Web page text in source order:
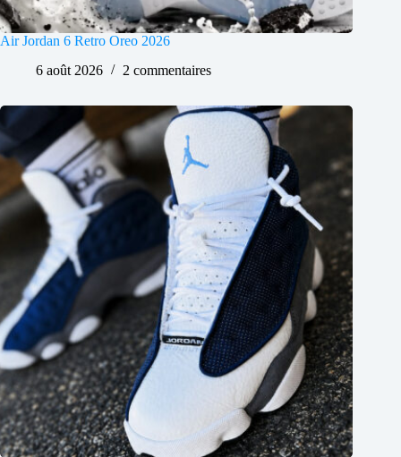
Air Jordan 6 Retro Oreo 2026
6 août 2026
2 commentaires